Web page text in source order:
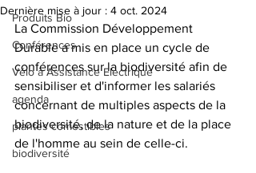
Produits Bio
Conférences
Vélo à Assistance Electrique
agenda
plantes comestibles
biodiversité
Dernière mise à jour : 4 oct. 2024
La Commission Développement
Durable a mis en place un cycle de
conférences sur la biodiversité afin de
sensibiliser et d'informer les salariés
concernant de multiples aspects de la
biodiversité, de la nature et de la place
de l'homme au sein de celle-ci.